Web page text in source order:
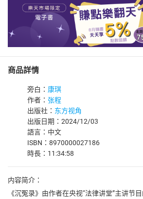
商品詳情
旁白： 康琪
作者： 张程
出版社： 东方视角
出版日期：2024/12/03
語言：中文
ISBN：8970000027186
時長：11:34:58
内容简介：
《沉冤录》由作者在央视“法律讲堂”主讲节